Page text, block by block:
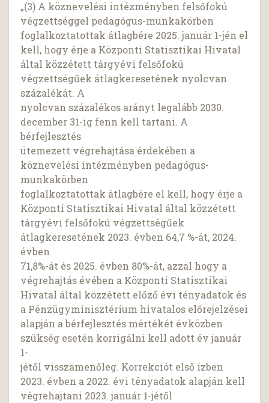
„(3) A köznevelési intézményben felsőfokú
végzettséggel pedagógus-munkakörben
foglalkoztatottak átlagbére 2025. január 1-jén el
kell, hogy érje a Központi Statisztikai Hivatal
által közzétett tárgyévi felsőfokú
végzettségűek átlagkeresetének nyolcvan
százalékát. A
nyolcvan százalékos arányt legalább 2030.
december 31-ig fenn kell tartani. A
bérfejlesztés
ütemezett végrehajtása érdekében a
köznevelési intézményben pedagógus-
munkakörben
foglalkoztatottak átlagbére el kell, hogy érje a
Központi Statisztikai Hivatal által közzétett
tárgyévi felsőfokú végzettségűek
átlagkeresetének 2023. évben 64,7 %-át, 2024.
évben
71,8%-át és 2025. évben 80%-át, azzal hogy a
végrehajtás évében a Központi Statisztikai
Hivatal által közzétett előző évi tényadatok és
a Pénzügyminisztérium hivatalos előrejelzései
alapján a bérfejlesztés mértékét évközben
szükség esetén korrigálni kell adott év január
1-
jétől visszamenőleg. Korrekciót első ízben
2023. évben a 2022. évi tényadatok alapján kell
végrehajtani 2023. január 1-jétől